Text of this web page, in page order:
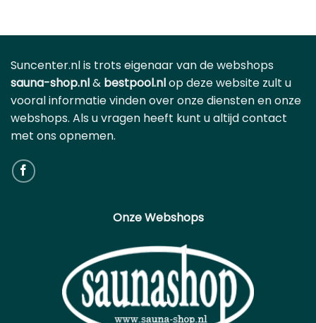
Suncenter.nl is trots eigenaar van de webshops
sauna-shop.nl& bestpool.nlop deze website zult u
vooral informatie vinden over onze diensten en onze
webshops. Als u vragen heeft kunt u altijd contact
met ons opnemen.
Onze Webshops